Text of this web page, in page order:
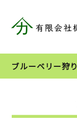
ブルーベリー狩り